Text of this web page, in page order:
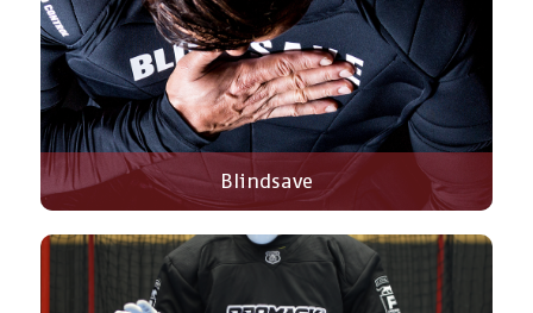
Blindsave